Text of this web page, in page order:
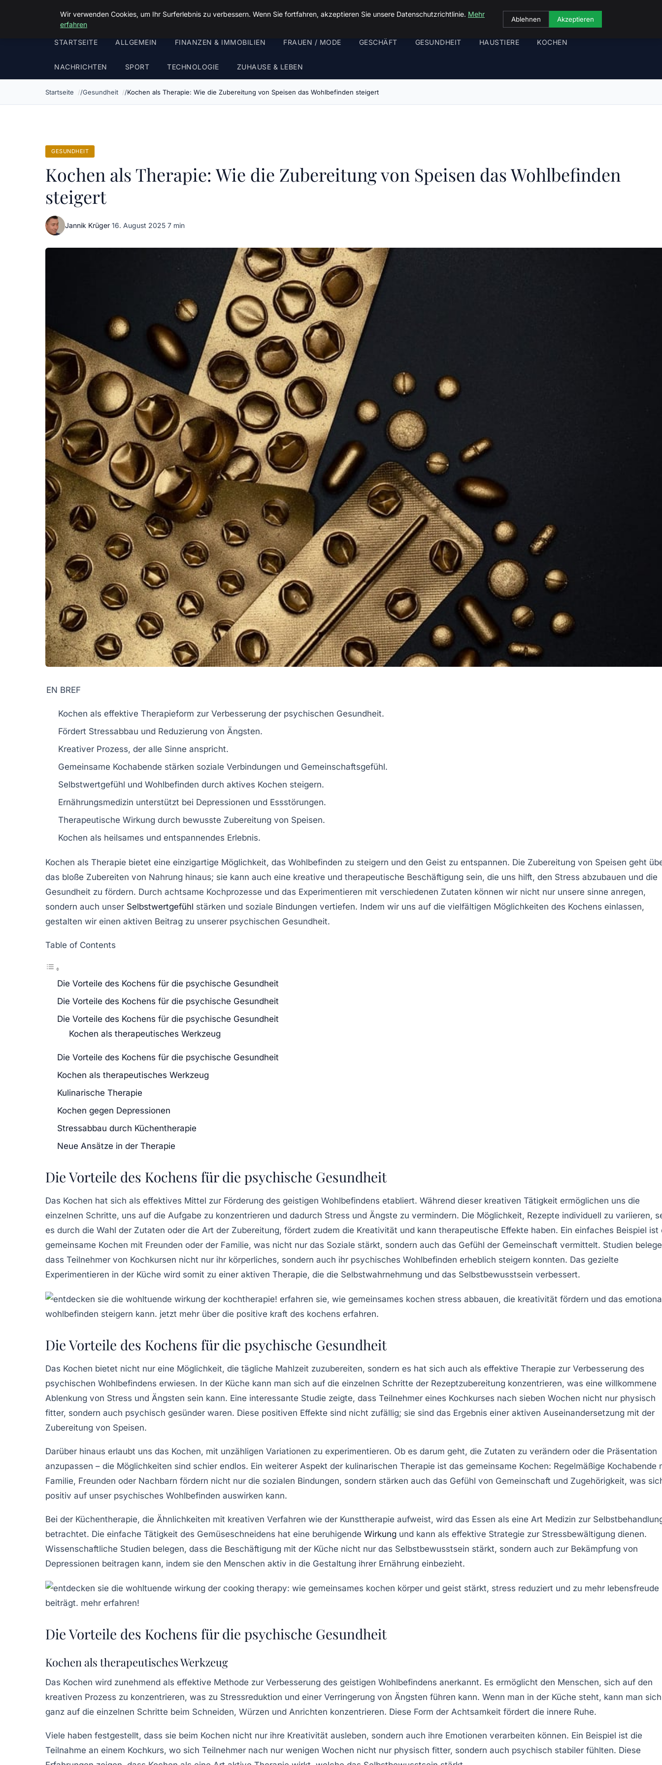
Malzminden
STARTSEITE ALLGEMEIN FINANZEN & IMMOBILIEN FRAUEN / MODE GESCHÄFT GESUNDHEIT HAUSTIERE KOCHEN
NACHRICHTEN SPORT TECHNOLOGIE ZUHAUSE & LEBEN
Startseite Gesundheit Kochen als Therapie: Wie die Zubereitung von Speisen das Wohlbefinden steigert
GESUNDHEIT
Kochen als Therapie: Wie die Zubereitung von Speisen das Wohlbefinden
steigert
Jannik Krüger·16. August 2025·7 min
EN BREF
Kochen als effektive Therapieform zur Verbesserung der psychischen Gesundheit.
Fördert Stressabbau und Reduzierung von Ängsten.
Kreativer Prozess, der alle Sinne anspricht.
Gemeinsame Kochabende stärken soziale Verbindungen und Gemeinschaftsgefühl.
Selbstwertgefühl und Wohlbefinden durch aktives Kochen steigern.
Ernährungsmedizin unterstützt bei Depressionen und Essstörungen.
Therapeutische Wirkung durch bewusste Zubereitung von Speisen.
Kochen als heilsames und entspannendes Erlebnis.
Kochen als Therapie bietet eine einzigartige Möglichkeit, das Wohlbefinden zu steigern und den Geist zu entspannen. Die Zubereitung von Speisen geht
das bloße Zubereiten von Nahrung hinaus; sie kann auch eine kreative und therapeutische Beschäftigung sein, die uns hilft, den Stress abzubauen und die
Gesundheit zu fördern. Durch achtsame Kochprozesse und das Experimentieren mit verschiedenen Zutaten können wir nicht nur unsere sinne anregen,
sondern auch unser Selbstwertgefühl stärken und soziale Bindungen vertiefen. Indem wir uns auf die vielfältigen Möglichkeiten des Kochens einlassen,
gestalten wir einen aktiven Beitrag zu unserer psychischen Gesundheit.
Table of Contents
Die Vorteile des Kochens für die psychische Gesundheit
Die Vorteile des Kochens für die psychische Gesundheit
Die Vorteile des Kochens für die psychische Gesundheit
Kochen als therapeutisches Werkzeug
Die Vorteile des Kochens für die psychische Gesundheit
Kochen als therapeutisches Werkzeug
Kulinarische Therapie
Kochen gegen Depressionen
Stressabbau durch Küchentherapie
Neue Ansätze in der Therapie
Die Vorteile des Kochens für die psychische Gesundheit
Das Kochen hat sich als effektives Mittel zur Förderung des geistigen Wohlbefindens etabliert. Während dieser kreativen Tätigkeit ermöglichen uns die
einzelnen Schritte, uns auf die Aufgabe zu konzentrieren und dadurch Stress und Ängste zu vermindern. Die Möglichkeit, Rezepte individuell zu variieren,
es durch die Wahl der Zutaten oder die Art der Zubereitung, fördert zudem die Kreativität und kann therapeutische Effekte haben. Ein einfaches Beispiel ist
gemeinsame Kochen mit Freunden oder der Familie, was nicht nur das Soziale stärkt, sondern auch das Gefühl der Gemeinschaft vermittelt. Studien
dass Teilnehmer von Kochkursen nicht nur ihr körperliches, sondern auch ihr psychisches Wohlbefinden erheblich steigern konnten. Das gezielte
Experimentieren in der Küche wird somit zu einer aktiven Therapie, die die Selbstwahrnehmung und das Selbstbewusstsein verbessert.
Die Vorteile des Kochens für die psychische Gesundheit
Das Kochen bietet nicht nur eine Möglichkeit, die tägliche Mahlzeit zuzubereiten, sondern es hat sich auch als effektive Therapie zur Verbesserung des
psychischen Wohlbefindens erwiesen. In der Küche kann man sich auf die einzelnen Schritte der Rezeptzubereitung konzentrieren, was eine willkommene
Ablenkung von Stress und Ängsten sein kann. Eine interessante Studie zeigte, dass Teilnehmer eines Kochkurses nach sieben Wochen nicht nur physisch
fitter, sondern auch psychisch gesünder waren. Diese positiven Effekte sind nicht zufällig; sie sind das Ergebnis einer aktiven Auseinandersetzung mit der
Zubereitung von Speisen.
Darüber hinaus erlaubt uns das Kochen, mit unzähligen Variationen zu experimentieren. Ob es darum geht, die Zutaten zu verändern oder die Präsentation
anzupassen – die Möglichkeiten sind schier endlos. Ein weiterer Aspekt der kulinarischen Therapie ist das gemeinsame Kochen: Regelmäßige Kochabende
Familie, Freunden oder Nachbarn fördern nicht nur die sozialen Bindungen, sondern stärken auch das Gefühl von Gemeinschaft und Zugehörigkeit, was
positiv auf unser psychisches Wohlbefinden auswirken kann.
Bei der Küchentherapie, die Ähnlichkeiten mit kreativen Verfahren wie der Kunsttherapie aufweist, wird das Essen als eine Art Medizin zur
betrachtet. Die einfache Tätigkeit des Gemüseschneidens hat eine beruhigende Wirkung und kann als effektive Strategie zur Stressbewältigung dienen.
Wissenschaftliche Studien belegen, dass die Beschäftigung mit der Küche nicht nur das Selbstbewusstsein stärkt, sondern auch zur Bekämpfung von
Depressionen beitragen kann, indem sie den Menschen aktiv in die Gestaltung ihrer Ernährung einbezieht.
Die Vorteile des Kochens für die psychische Gesundheit
Kochen als therapeutisches Werkzeug
Das Kochen wird zunehmend als effektive Methode zur Verbesserung des geistigen Wohlbefindens anerkannt. Es ermöglicht den Menschen, sich auf den
kreativen Prozess zu konzentrieren, was zu Stressreduktion und einer Verringerung von Ängsten führen kann. Wenn man in der Küche steht, kann man sich
ganz auf die einzelnen Schritte beim Schneiden, Würzen und Anrichten konzentrieren. Diese Form der Achtsamkeit fördert die innere Ruhe.
Viele haben festgestellt, dass sie beim Kochen nicht nur ihre Kreativität ausleben, sondern auch ihre Emotionen verarbeiten können. Ein Beispiel ist die
Teilnahme an einem Kochkurs, wo sich Teilnehmer nach nur wenigen Wochen nicht nur physisch fitter, sondern auch psychisch stabiler fühlten. Diese
Wir verwenden Cookies, um Ihr Surferlebnis zu verbessern. Wenn Sie fortfahren, akzeptieren Sie unsere Datenschutzrichtlinie. Mehr
erfahren
Ablehnen Akzeptieren